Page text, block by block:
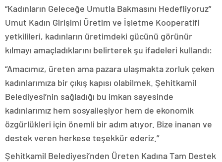
“Kadınların Geleceğe Umutla Bakmasını Hedefliyoruz”
Umut Kadın Girişimi Üretim ve İşletme Kooperatifi
yetkilileri, kadınların üretimdeki gücünü görünür
kılmayı amaçladıklarını belirterek şu ifadeleri kullandı:
“Amacımız, üreten ama pazara ulaşmakta zorluk çeken
kadınlarımıza bir çıkış kapısı olabilmek. Şehitkamil
Belediyesi’nin sağladığı bu imkan sayesinde
kadınlarımız hem sosyalleşiyor hem de ekonomik
özgürlükleri için önemli bir adım atıyor. Bize inanan ve
destek veren herkese teşekkür ederiz.”
Şehitkamil Belediyesi’nden Üreten Kadına Tam Destek